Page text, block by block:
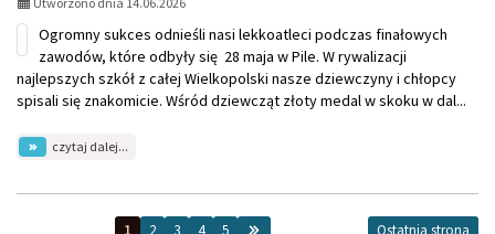
Ogromny sukces odnieśli nasi lekkoatleci podczas finałowych
zawodów, które odbyły się 28 maja w Pile. W rywalizacji
najlepszych szkół z całej Wielkopolski nasze dziewczyny i chłopcy
spisali się znakomicie. Wśród dziewcząt złoty medal w skoku w dal...
czytaj dalej...
Wojewódzkiej
Szkolnej